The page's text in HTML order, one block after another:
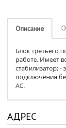
Описание
Блок третьего
работе. Имеет
стабилизатор; -
подключения
AC.
АДРЕС